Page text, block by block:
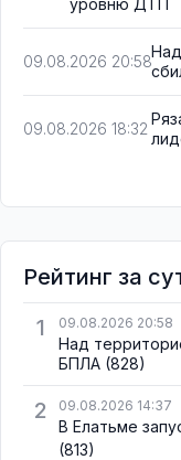
уровню ДТП
09.08.2026 20:58
09.08.2026 18:32
Рейтинг за
1
09.08.2026 20:58
Над
БПЛА (828)
2 09.08.2026 14:37
В Елатьме
(813)